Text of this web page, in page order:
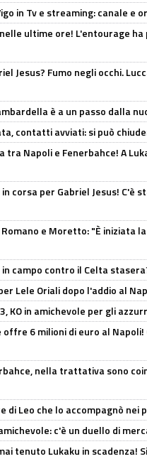
in Tv e streaming: canale e
ultime ore! L'entourage
Jesus? Fumo negli occhi.
è a un passo dalla
contatti avviati: si può
tra Napoli e Fenerbahce! A
corsa per Gabriel Jesus! C'è
e Moretto: "È iniziata
campo contro il Celta
Lele Oriali dopo l'addio al
KO in amichevole per gli
offre 6 milioni di euro al
nella trattativa sono
di Leo che lo accompagnò nei
c'è un duello di
tenuto Lukaku in scadenza!